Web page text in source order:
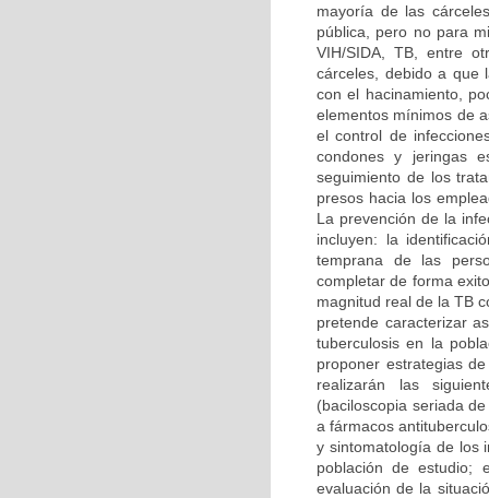
mayoría de las
pública, pero no para
VIH/SIDA, TB, entre
cárceles, debido a que
con el hacinamiento,
elementos mínimos de
el control de
condones y jeringas
seguimiento de los
presos hacia los
La prevención de la
incluyen: la
temprana de las
completar de forma
magnitud real de la TB
pretende caracterizar
tuberculosis en la
proponer estrategias
realizarán las
(baciloscopia seriada
a fármacos
y sintomatología de los
población de estudio;
evaluación de la